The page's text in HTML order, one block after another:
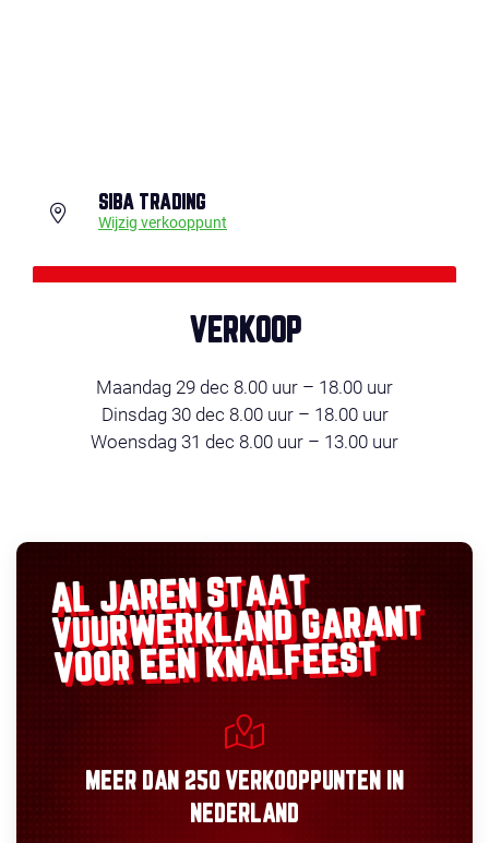
SIBA TRADING
Wijzig verkooppunt
alléén op 29, 30 en 31 december!
VERKOOP
Maandag 29 dec 8.00 uur – 18.00 uur
Dinsdag 30 dec 8.00 uur – 18.00 uur
Woensdag 31 dec 8.00 uur – 13.00 uur
AL JAREN STAAT
VUURWERKLANDGARANT
VOOR EEN KNALFEEST
MEER DAN 250 VERKOOPPUNTEN
IN
NEDERLAND